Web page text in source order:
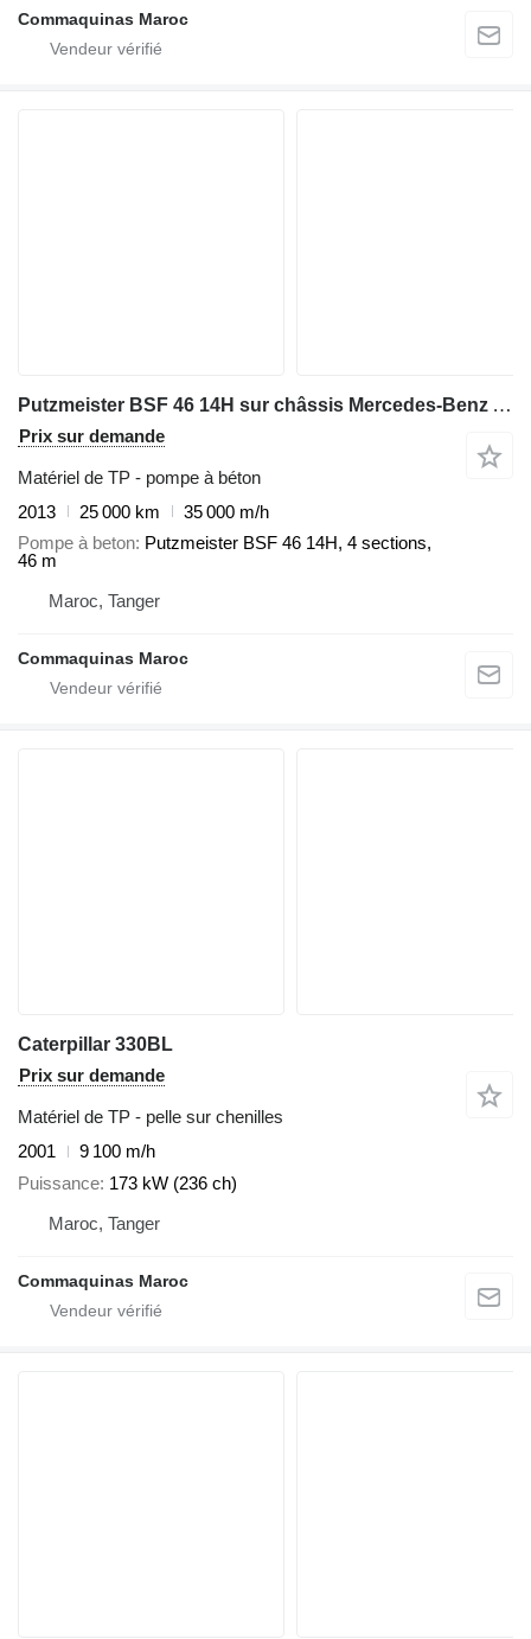
Commaquinas Maroc
Putzmeister BSF 46 14H sur châssis Mercedes-Benz Actros 4141
Prix sur demande
Matériel de TP - pompe à béton
2013
25 000 km
35 000 m/h
Pompe à beton Putzmeister BSF 46 14H, 4 sections,
46 m
Maroc, Tanger
Commaquinas Maroc
Caterpillar 330BL
Prix sur demande
Matériel de TP - pelle sur chenilles
2001
9 100 m/h
Puissance 173 kW (236 ch)
Maroc, Tanger
Commaquinas Maroc